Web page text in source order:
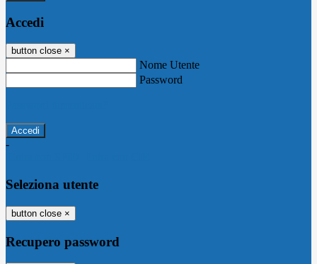
Accedi
button close ×
Nome Utente
Password
-
Seleziona utente
button close ×
Recupero password